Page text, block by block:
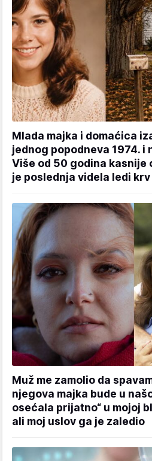
Mlada majka i domaćica
jednog popodneva 1974. i
Više od 50 godina kasnije
je poslednja videla ledi krv
Muž me zamolio da
njegova majka bude u
osećala prijatno“ u mojoj
ali moj uslov ga je zaledio